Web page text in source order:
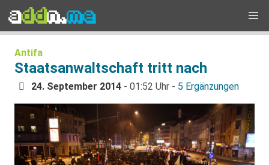
Antifa
Staatsanwaltschaft tritt nach
24. September 2014 - 01:52 Uhr - 5 Ergänzungen